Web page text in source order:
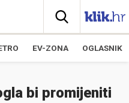
EV-ZONA OGLASNIK
bi promijeniti